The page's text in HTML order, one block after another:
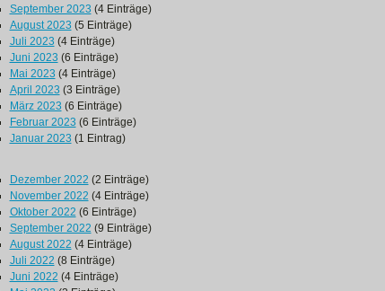
September 2023 (4 Einträge)
August 2023 (5 Einträge)
Juli 2023 (4 Einträge)
Juni 2023 (6 Einträge)
Mai 2023 (4 Einträge)
April 2023 (3 Einträge)
März 2023 (6 Einträge)
Februar 2023 (6 Einträge)
Januar 2023 (1 Eintrag)
Dezember 2022 (2 Einträge)
November 2022 (4 Einträge)
Oktober 2022 (6 Einträge)
September 2022 (9 Einträge)
August 2022 (4 Einträge)
Juli 2022 (8 Einträge)
Juni 2022 (4 Einträge)